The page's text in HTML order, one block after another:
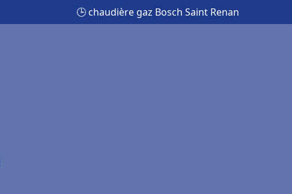
🕒 chaudière gaz Bosch Saint Renan